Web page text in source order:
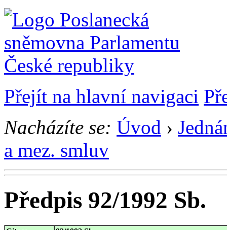
Přejít na hlavní navigaci
Nacházíte se: Úvod ›
a mez. smluv
Předpis 92/1992 Sb.